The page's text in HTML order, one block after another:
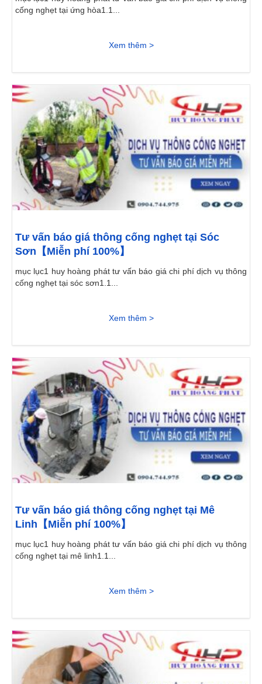
cống nghẹt tại ứng hòa1.1...
Xem thêm >
Tư vấn báo giá thông cống nghẹt tại Sóc
Sơn【Miễn phí 100%】
mục lục1 huy hoàng phát tư vấn báo giá chi phí dịch vụ thông
cống nghẹt tại sóc sơn1.1...
Xem thêm >
Tư vấn báo giá thông cống nghẹt tại Mê
Linh【Miễn phí 100%】
mục lục1 huy hoàng phát tư vấn báo giá chi phí dịch vụ thông
cống nghẹt tại mê linh1.1...
Xem thêm >